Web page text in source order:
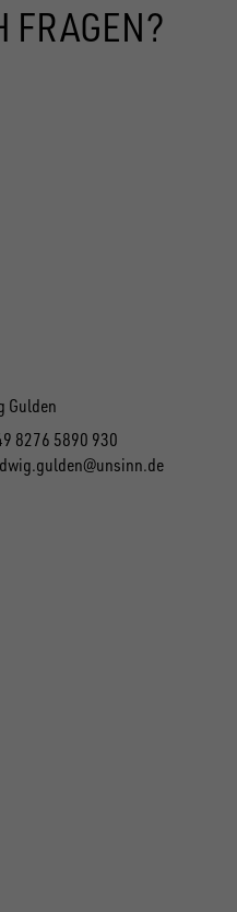
FRAGEN?
Gulden
8276 5890 930